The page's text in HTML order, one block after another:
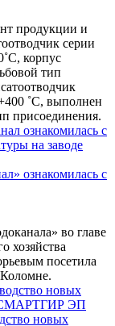
продукции и
серии
корпус
тип
˚C, выполнен
присоединения.
ознакомилась с
во главе
хозяйства
посетила
новых